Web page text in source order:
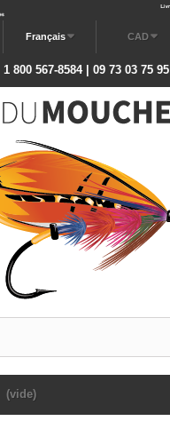
CAD
Français
1 800 567-8584 | 09 73 03 75 95
(vide)